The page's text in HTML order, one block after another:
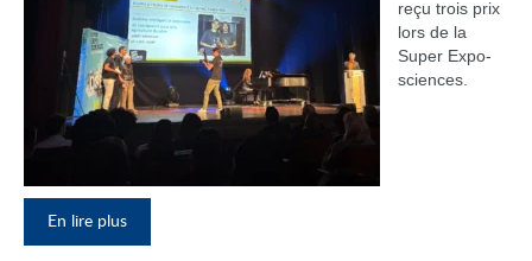
reçu trois prix
lors de la
Super Expo-
sciences.
En lire plus